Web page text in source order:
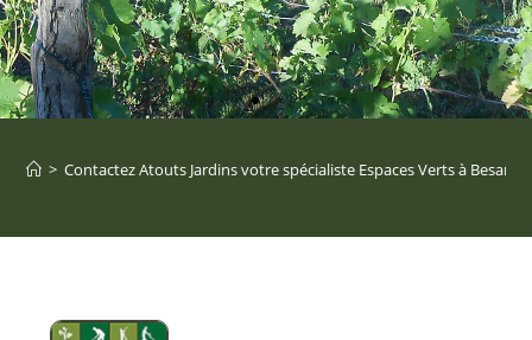
> Contactez Atouts Jardins votre spécialiste Espaces Verts à